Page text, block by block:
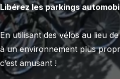
Libérez les parkings
En utilisant des vélos au lieu
à un environnement plus
c’est amusant !